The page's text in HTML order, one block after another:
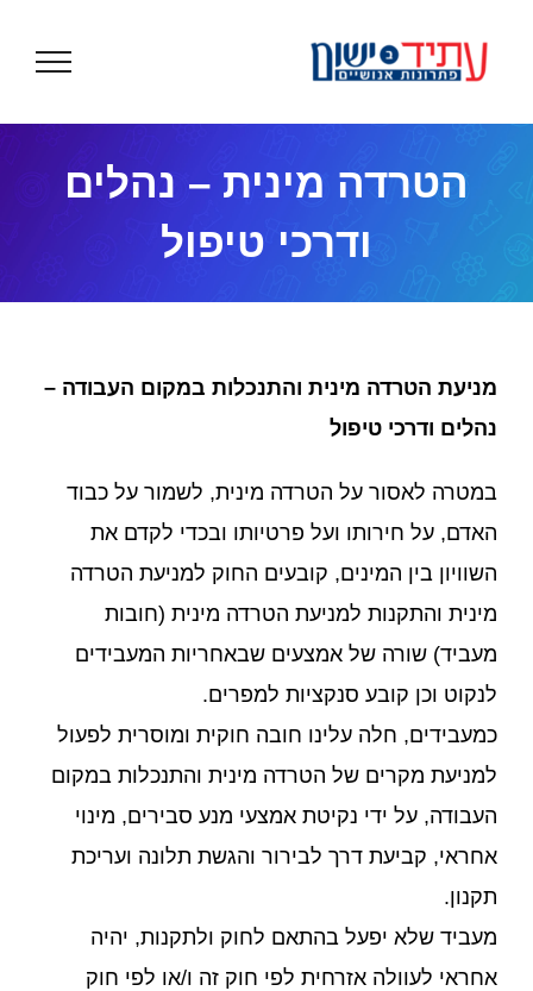
לתוכן
הטרדה מינית – נהלים
ודרכי טיפול
מניעת הטרדה מינית והתנכלות במקום העבודה –
נהלים ודרכי טיפול
במטרה לאסור על הטרדה מינית, לשמור על כבוד
האדם, על חירותו ועל פרטיותו ובכדי לקדם את
השוויון בין המינים, קובעים החוק למניעת הטרדה
מינית והתקנות למניעת הטרדה מינית (חובות
מעביד) שורה של אמצעים שבאחריות המעבידים
לנקוט וכן קובע סנקציות למפרים.
כמעבידים, חלה עלינו חובה חוקית ומוסרית לפעול
למניעת מקרים של הטרדה מינית והתנכלות במקום
העבודה, על ידי נקיטת אמצעי מנע סבירים, מינוי
אחראי, קביעת דרך לבירור והגשת תלונה ועריכת
תקנון.
מעביד שלא יפעל בהתאם לחוק ולתקנות, יהיה
אחראי לעוולה אזרחית לפי חוק זה ו/או לפי חוק